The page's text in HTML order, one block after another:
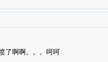
了啊啊。。。呵呵